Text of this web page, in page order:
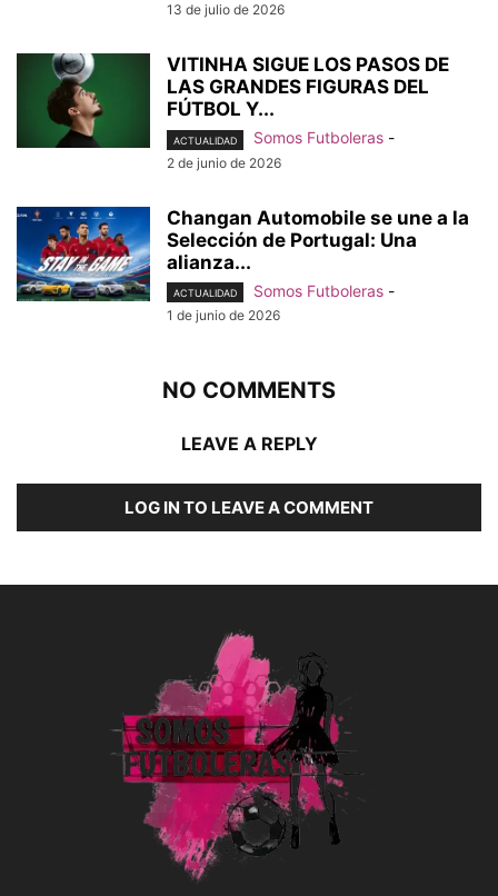
13 de julio de 2026
VITINHA SIGUE LOS PASOS DE
LAS GRANDES FIGURAS DEL
FÚTBOL Y...
ACTUALIDAD Somos Futboleras -
2 de junio de 2026
Changan Automobile se une a la
Selección de Portugal: Una
alianza...
ACTUALIDAD Somos Futboleras -
1 de junio de 2026
NO COMMENTS
LEAVE A REPLY
LOG IN TO LEAVE A COMMENT